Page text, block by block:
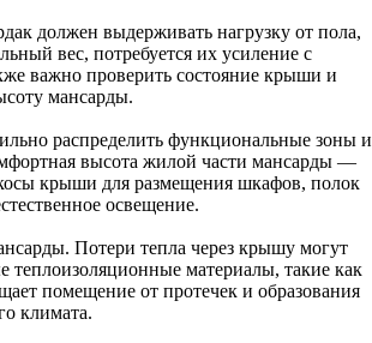
должен выдерживать нагрузку от пола,
вес, потребуется их усиление с
важно проверить состояние крыши и
мансарды.
распределить функциональные зоны и
высота жилой части мансарды —
крыши для размещения шкафов, полок
освещение.
Потери тепла через крышу могут
теплоизоляционные материалы, такие как
помещение от протечек и образования
климата.